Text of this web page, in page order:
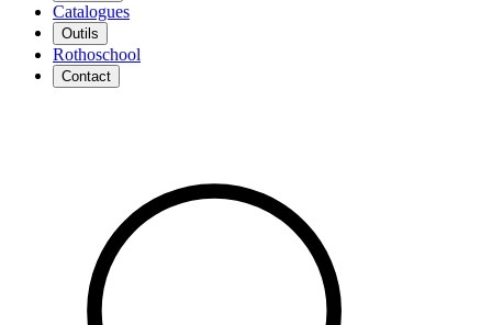
Catalogues
Outils
Rothoschool
Contact